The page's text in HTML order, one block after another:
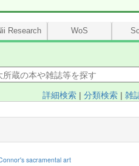
Research WoS
詳細検索 |分類検索 |雑
sacramental art